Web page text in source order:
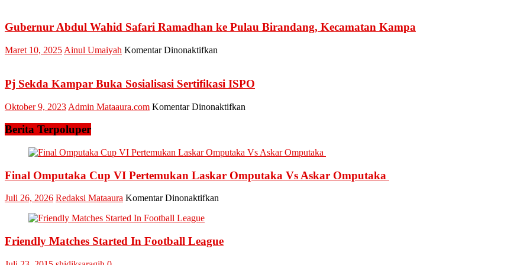
Kampar
Kampar
Gubernur Abdul Wahid Safari Ramadhan ke Pulau Birandang, Kecamatan Kampa
Maret 10, 2025 Ainul Umaiyah Komentar Dinonaktifkan
Wahid
Safari
Ramadhan
ke
Kampa
Pj Sekda Kampar Buka Sosialisasi Sertifikasi ISPO
Oktober 9, 2023 Admin Mataaura.com Komentar Dinonaktifkan
Buka
Sosialisasi
Sertifikasi
ISPO
Berita Terpoluper
Final Omputaka Cup VI Pertemukan Laskar Omputaka Vs Askar Omputaka
Juli 26, 2026 Redaksi Mataaura Komentar Dinonaktifkan
VI
Friendly Matches Started In Football League